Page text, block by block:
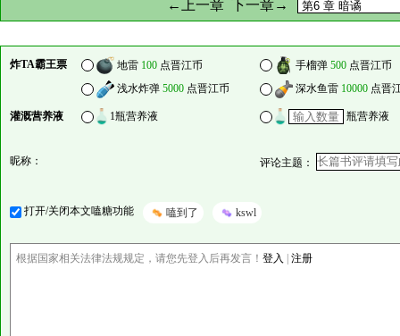
←上一章 下一章→
炸TA霸王票 地雷 100 点晋江币 手榴弹 500 点晋江币
浅水炸弹 5000 点晋江币 深水鱼雷 10000 点晋
灌溉营养液 1瓶营养液 瓶营养液
昵称： 评论主题：
打开/关闭本文嗑糖功能 嗑到了 kswl
根据国家相关法律法规规定，请您先登入后再发言！ 登入 | 注册